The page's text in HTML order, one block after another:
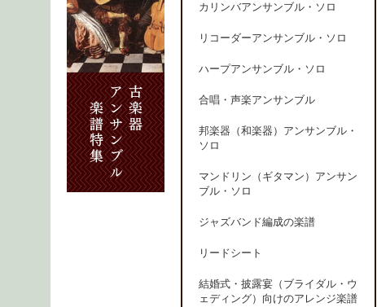
カリンバアンサンブル・ソロ
リコーダーアンサンブル・ソロ
ハープアンサンブル・ソロ
合唱・声楽アンサンブル
邦楽器（和楽器）アンサンブル・
ソロ
マンドリン（ギタマン）アンサン
ブル・ソロ
ジャズバンド編成の楽譜
リードシート
結婚式・披露宴（ブライダル・ウ
ェディング）向けのアレンジ楽譜